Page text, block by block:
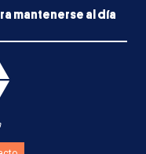
mantenerse al día